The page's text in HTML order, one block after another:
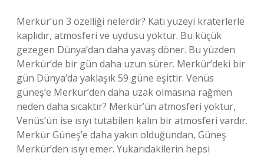
Merkür’ün 3 özelliği nelerdir? Katı yüzeyi kraterlerle
kaplıdır, atmosferi ve uydusu yoktur. Bu küçük
gezegen Dünya’dan daha yavaş döner. Bu yüzden
Merkür’de bir gün daha uzun sürer. Merkür’deki bir
gün Dünya’da yaklaşık 59 güne eşittir. Venüs
güneş’e Merkür’den daha uzak olmasına rağmen
neden daha sıcaktır? Merkür’ün atmosferi yoktur,
Venüs’ün ise ısıyı tutabilen kalın bir atmosferi vardır.
Merkür Güneş’e daha yakın olduğundan, Güneş
Merkür’den ısıyı emer. Yukarıdakilerin hepsi